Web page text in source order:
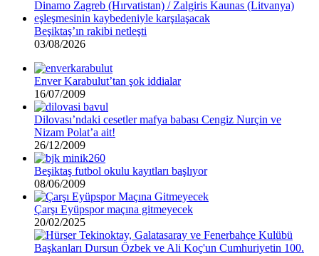
Beşiktaş’ın rakibi netleşti
03/08/2026
Enver Karabulut’tan şok iddialar
16/07/2009
Dilovası’ndaki cesetler mafya babası Cengiz Nurçin ve
Nizam Polat’a ait!
26/12/2009
Beşiktaş futbol okulu kayıtları başlıyor
08/06/2009
Çarşı Eyüpspor maçına gitmeyecek
20/02/2025